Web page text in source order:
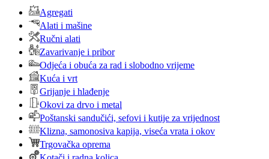
Agregati
Alati i mašine
Ručni alati
Zavarivanje i pribor
Odjeća i obuća za rad i slobodno vrijeme
Kuća i vrt
Grijanje i hlađenje
Okovi za drvo i metal
Poštanski sandučići, sefovi i kutije za vrijednost
Klizna, samonosiva kapija, viseća vrata i okov
Trgovačka oprema